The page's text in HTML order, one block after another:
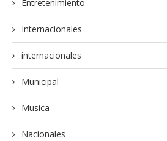
Entretenimiento
Internacionales
internacionales
Municipal
Musica
Nacionales